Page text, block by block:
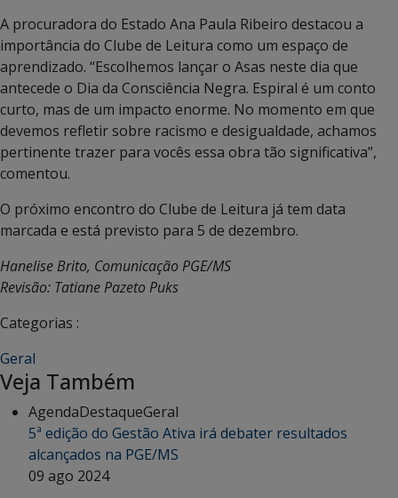
A procuradora do Estado Ana Paula Ribeiro destacou a
importância do Clube de Leitura como um espaço de
aprendizado. “Escolhemos lançar o Asas neste dia que
antecede o Dia da Consciência Negra. Espiral é um conto
curto, mas de um impacto enorme. No momento em que
devemos refletir sobre racismo e desigualdade, achamos
pertinente trazer para vocês essa obra tão significativa”,
comentou.
O próximo encontro do Clube de Leitura já tem data
marcada e está previsto para 5 de dezembro.
Hanelise Brito, Comunicação PGE/MS
Revisão: Tatiane Pazeto Puks
Categorias :
Geral
Veja Também
AgendaDestaqueGeral
5ª edição do Gestão Ativa irá debater resultados
alcançados na PGE/MS
09 ago 2024